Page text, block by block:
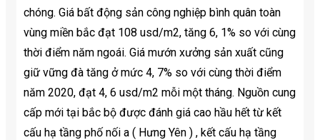
chóng. Giá bất động sản công nghiệp bình quân toàn
vùng miền bắc đạt 108 usd/m2, tăng 6, 1% so với cùng
thời điểm năm ngoái. Giá mướn xưởng sản xuất cũng
giữ vững đà tăng ở mức 4, 7% so với cùng thời điểm
năm 2020, đạt 4, 6 usd/m2 mỗi một tháng. Nguồn cung
cấp mới tại bắc bộ được đánh giá cao hầu hết từ kết
cấu hạ tầng phố nối a ( Hưng Yên ) , kết cấu hạ tầng